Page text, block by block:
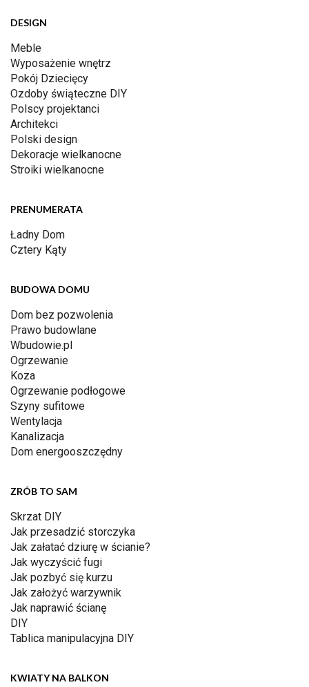
DESIGN
Meble
Wyposażenie wnętrz
Pokój Dziecięcy
Ozdoby świąteczne DIY
Polscy projektanci
Architekci
Polski design
Dekoracje wielkanocne
Stroiki wielkanocne
PRENUMERATA
Ładny Dom
Cztery Kąty
BUDOWA DOMU
Dom bez pozwolenia
Prawo budowlane
Wbudowie.pl
Ogrzewanie
Koza
Ogrzewanie podłogowe
Szyny sufitowe
Wentylacja
Kanalizacja
Dom energooszczędny
ZRÓB TO SAM
Skrzat DIY
Jak przesadzić storczyka
Jak załatać dziurę w ścianie?
Jak wyczyścić fugi
Jak pozbyć się kurzu
Jak założyć warzywnik
Jak naprawić ścianę
DIY
Tablica manipulacyjna DIY
KWIATY NA BALKON